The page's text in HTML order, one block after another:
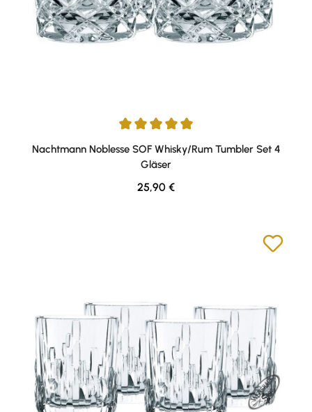
Durchschnittliche Bewertung von 5 von 5 Sternen
Nachtmann Noblesse SOF Whisky/Rum Tumbler Set 4
Gläser
Regulärer Preis:
25,90 €